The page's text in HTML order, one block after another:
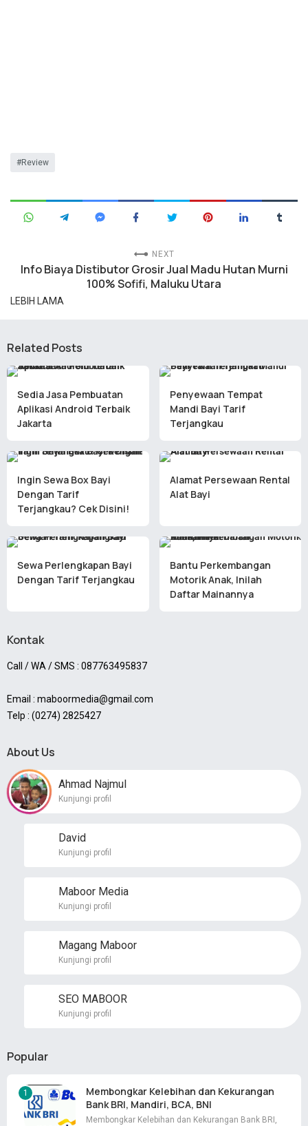
Review
NEXT
Info Biaya Distibutor Grosir Jual Madu Hutan Murni
100% Sofifi, Maluku Utara
LEBIH LAMA
Related Posts
Sedia Jasa Pembuatan
Aplikasi Android Terbaik
Jakarta
Penyewaan Tempat
Mandi Bayi Tarif
Terjangkau
Ingin Sewa Box Bayi
Dengan Tarif
Terjangkau? Cek Disini!
Alamat Persewaan Rental
Alat Bayi
Sewa Perlengkapan Bayi
Dengan Tarif Terjangkau
Bantu Perkembangan
Motorik Anak, Inilah
Daftar Mainannya
Kontak
Call / WA / SMS : 087763495837
Email : maboormedia@gmail.com
Telp : (0274) 2825427
About Us
Ahmad Najmul
Kunjungi profil
David
Kunjungi profil
Maboor Media
Kunjungi profil
Magang Maboor
Kunjungi profil
SEO MABOOR
Kunjungi profil
Popular
Membongkar Kelebihan dan Kekurangan
Bank BRI, Mandiri, BCA, BNI
Membongkar Kelebihan dan Kekurangan Bank BRI,